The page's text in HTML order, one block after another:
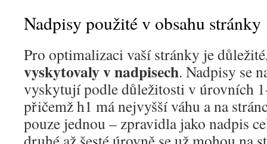
Nadpisy použité v obsahu stránky
Pro optimalizaci vaší stránky je
vyskytovaly v nadpisech. Nadpisy se
vyskytují podle důležitosti v úrovních
přičemž h1 má nejvyšší váhu a na
pouze jednou – zpravidla jako nadpis